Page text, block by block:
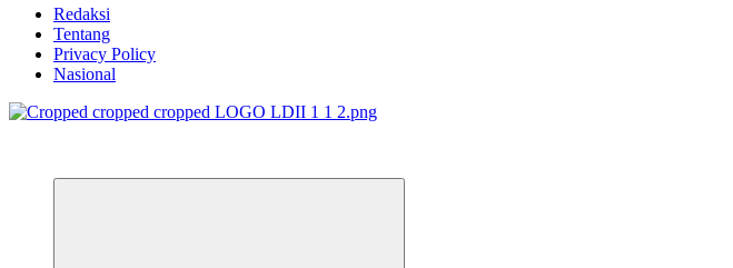
Redaksi
Tentang
Privacy Policy
Nasional